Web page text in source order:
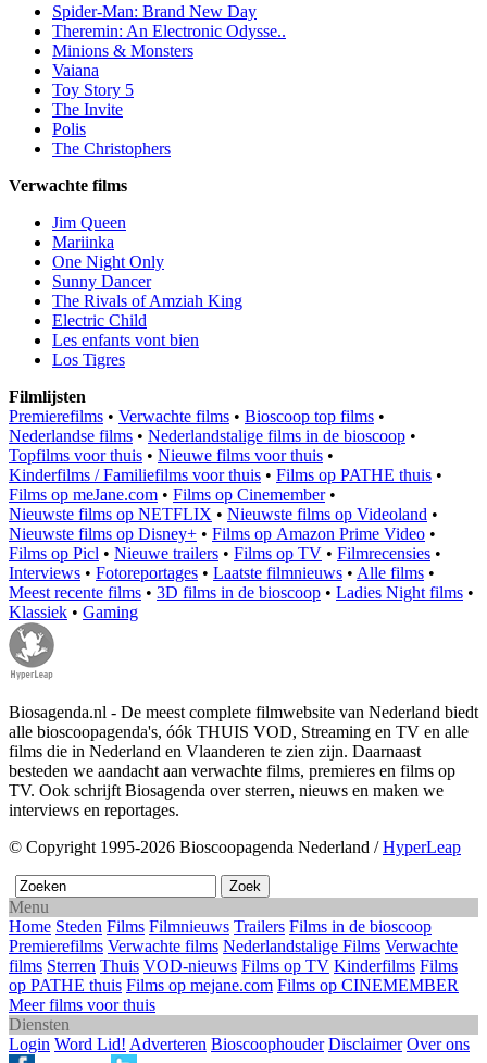
Spider-Man: Brand New Day
Theremin: An Electronic Odysse..
Minions & Monsters
Vaiana
Toy Story 5
The Invite
Polis
The Christophers
Verwachte films
Jim Queen
Mariinka
One Night Only
Sunny Dancer
The Rivals of Amziah King
Electric Child
Les enfants vont bien
Los Tigres
Filmlijsten
Premierefilms • Verwachte films • Bioscoop top films •
Nederlandse films • Nederlandstalige films in de bioscoop •
Topfilms voor thuis • Nieuwe films voor thuis •
Kinderfilms / Familiefilms voor thuis • Films op PATHE thuis •
Films op meJane.com • Films op Cinemember•
Nieuwste films op NETFLIX • Nieuwste films op Videoland •
Nieuwste films op Disney+ • Films op Amazon Prime Video •
Films op Picl • Nieuwe trailers • Films op TV • Filmrecensies •
Interviews • Fotoreportages • Laatste filmnieuws • Alle films •
Meest recente films • 3D films in de bioscoop • Ladies Night films •
Klassiek • Gaming
Biosagenda.nl - De meest complete filmwebsite van Nederland biedt
alle bioscoopagenda's, óók THUIS VOD, Streaming en TV en alle
films die in Nederland en Vlaanderen te zien zijn. Daarnaast
besteden we aandacht aan verwachte films, premieres en films op
TV. Ook schrijft Biosagenda over sterren, nieuws en maken we
interviews en reportages.
© Copyright 1995-2026 Bioscoopagenda Nederland /HyperLeap
Menu
Home Steden Films Filmnieuws Trailers Films in de bioscoop
Premierefilms Verwachte films Nederlandstalige Films Verwachte
films Sterren Thuis VOD-nieuws Films op TV Kinderfilms Films
op PATHE thuis Films op mejane.com Films op CINEMEMBER
Meer films voor thuis
Diensten
Login Word Lid! Adverteren Bioscoophouder Disclaimer Over ons